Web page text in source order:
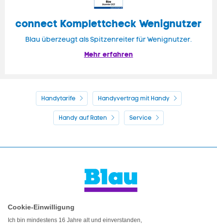
connect Komplettcheck Wenignutzer
Blau überzeugt als Spitzenreiter für Wenignutzer.
Mehr erfahren
Handytarife Handyvertrag mit Handy
Handy auf Raten Service
Hinweise ElektroG/BattG Datenschutz
Barrierefreiheit